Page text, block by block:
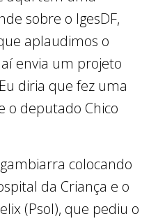
sobre o IgesDF,
aplaudimos o
envia um projeto
diria que fez uma
o deputado Chico
colocando
da Criança e o
(Psol), que pediu o